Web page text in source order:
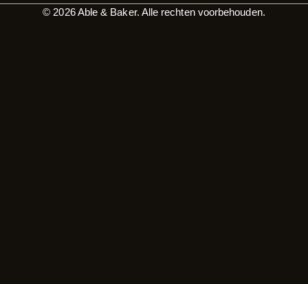
© 2026 Able & Baker. Alle rechten voorbehouden.